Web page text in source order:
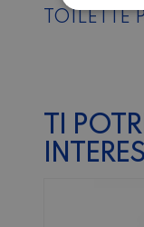
TOILETTE
TI